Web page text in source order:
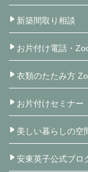
新築間取り相談
お片付け電話・
衣類のたたみ方
お片付けセミナー
美しい暮らしの空
安東英子公式ブロ